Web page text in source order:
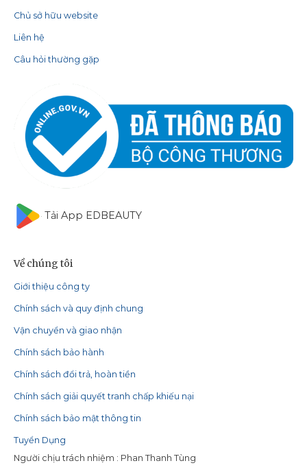
Chủ sở hữu website
Liên hệ
Câu hỏi thường gặp
Tải App EDBEAUTY
Về chúng tôi
Giới thiệu công ty
Chính sách và quy định chung
Vận chuyển và giao nhận
Chính sách bảo hành
Chính sách đổi trả, hoàn tiền
Chính sách giải quyết tranh chấp khiếu nại
Chính sách bảo mật thông tin
Tuyển Dụng
Người chịu trách nhiệm : Phan Thanh Tùng